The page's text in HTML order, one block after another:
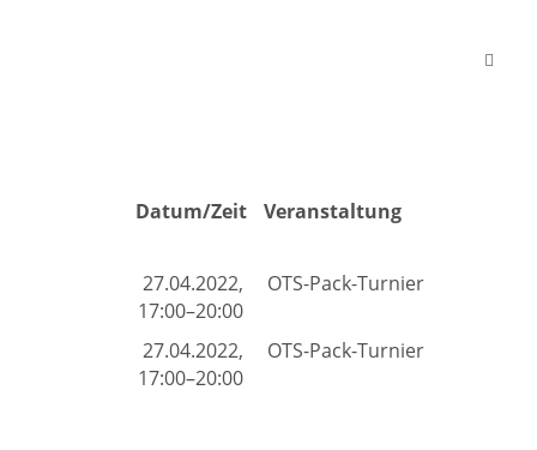
Datum/Zeit Veranstaltung
27.04.2022,
17:00–20:00
OTS-Pack-Turnier
27.04.2022,
17:00–20:00
OTS-Pack-Turnier